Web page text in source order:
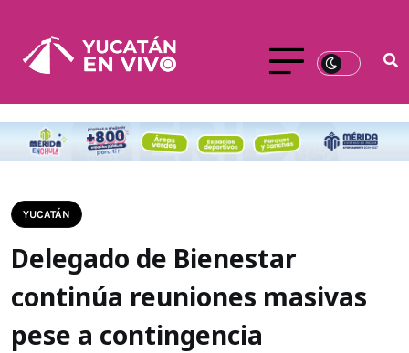
YUCATÁN
Delegado de Bienestar
continúa reuniones masivas
pese a contingencia